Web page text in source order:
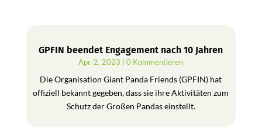
GPFIN beendet Engagement nach 10 Jahren
Apr. 2, 2023 | 0 Kommentieren
Die Organisation Giant Panda Friends (GPFIN) hat
offiziell bekannt gegeben, dass sie ihre Aktivitäten zum
Schutz der Großen Pandas einstellt.